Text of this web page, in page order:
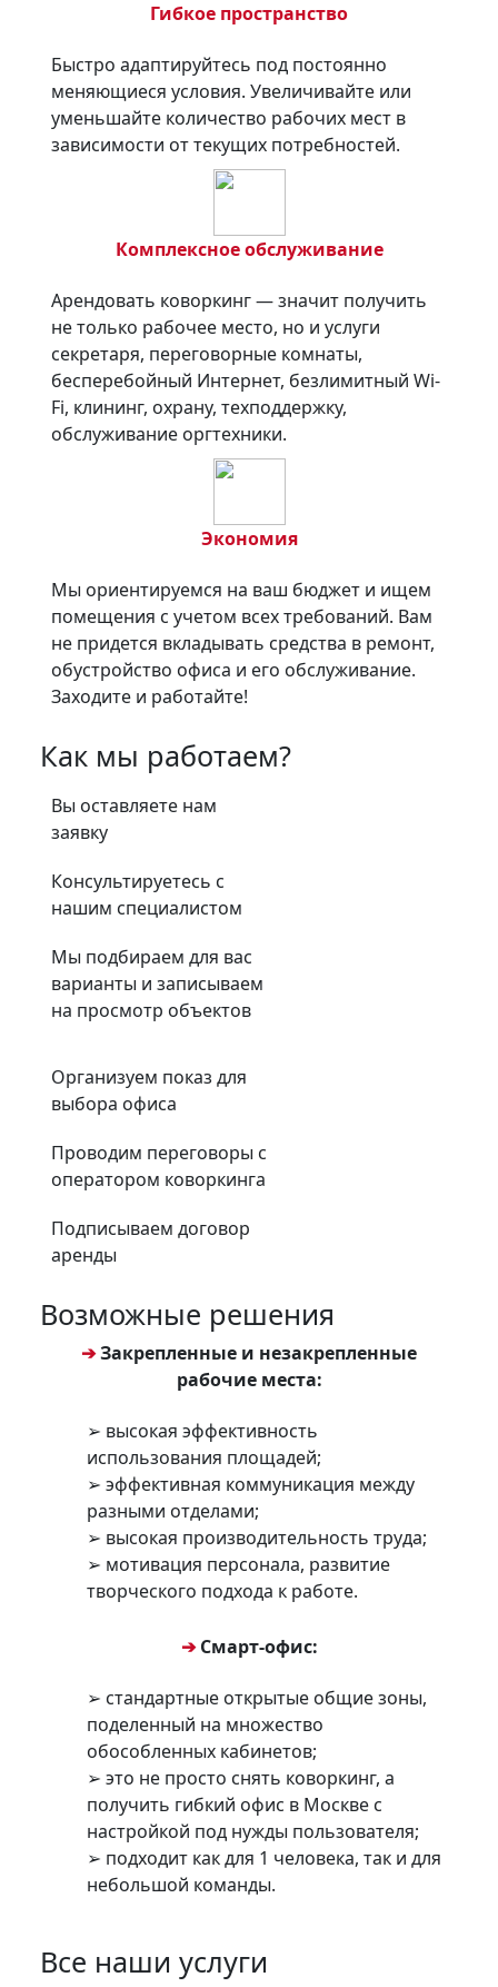
Гибкое пространство
Быстро адаптируйтесь под постоянно
меняющиеся условия. Увеличивайте или
уменьшайте количество рабочих мест в
зависимости от текущих потребностей.
Комплексное обслуживание
Арендовать коворкинг — значит получить
не только рабочее место, но и услуги
секретаря, переговорные комнаты,
бесперебойный Интернет, безлимитный Wi-
Fi, клининг, охрану, техподдержку,
обслуживание оргтехники.
Экономия
Мы ориентируемся на ваш бюджет и ищем
помещения с учетом всех требований. Вам
не придется вкладывать средства в ремонт,
обустройство офиса и его обслуживание.
Заходите и работайте!
Как мы работаем?
Вы оставляете нам
заявку
Консультируетесь с
нашим специалистом
Мы подбираем для вас
варианты и записываем
на просмотр объектов
Организуем показ для
выбора офиса
Проводим переговоры с
оператором коворкинга
Подписываем договор
аренды
Возможные решения
➔Закрепленные и незакрепленные
рабочие места:
➢ высокая эффективность
использования площадей;
➢ эффективная коммуникация между
разными отделами;
➢ высокая производительность труда;
➢ мотивация персонала, развитие
творческого подхода к работе.
➔Смарт-офис:
➢ стандартные открытые общие зоны,
поделенный на множество
обособленных кабинетов;
➢ это не просто снять коворкинг, а
получить гибкий офис в Москве с
настройкой под нужды пользователя;
➢ подходит как для 1 человека, так и для
небольшой команды.
Все наши услуги